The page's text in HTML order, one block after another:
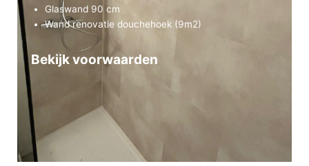
Glaswand 90 cm
Wand renovatie douchehoek (9m2)
Bekijk voorwaarden